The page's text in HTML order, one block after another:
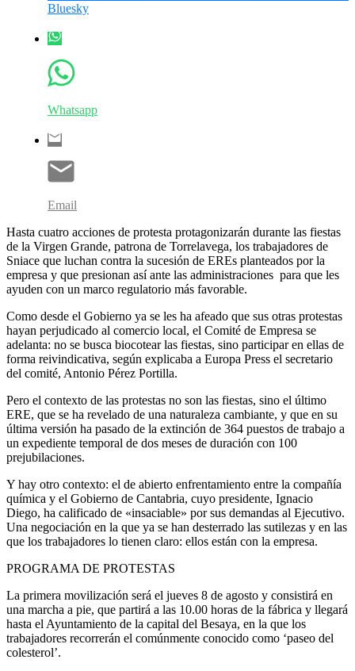
Bluesky
Whatsapp
Email
Hasta cuatro acciones de protesta protagonizarán durante las fiestas
de la Virgen Grande, patrona de Torrelavega, los trabajadores de
Sniace que luchan contra la sucesión de EREs planteados por la
empresa y que presionan así ante las administraciones para que les
ayuden con un marco regulatorio más favorable.
Como desde el Gobierno ya se les ha afeado que sus otras protestas
hayan perjudicado al comercio local, el Comité de Empresa se
adelanta: no se busca biocotear las fiestas, sino participar en ellas de
forma reivindicativa, según explicaba a Europa Press el secretario
del comité, Antonio Pérez Portilla.
Pero el contexto de las protestas no son las fiestas, sino el último
ERE, que se ha revelado de una naturaleza cambiante, y que en su
última versión ha pasado de la extinción de 364 puestos de trabajo a
un expediente temporal de dos meses de duración con 100
prejubilaciones.
Y hay otro contexto: el de abierto enfrentamiento entre la compañía
química y el Gobierno de Cantabria, cuyo presidente, Ignacio
Diego, ha calificado de «insaciable» por sus demandas al Ejecutivo.
Una negociación en la que ya se han desterrado las sutilezas y en las
que los trabajadores lo tienen claro: ellos están con la empresa.
PROGRAMA DE PROTESTAS
La primera movilización será el jueves 8 de agosto y consistirá en
una marcha a pie, que partirá a las 10.00 horas de la fábrica y llegará
hasta el Ayuntamiento de la capital del Besaya, en la que los
trabajadores recorrerán el comúnmente conocido como ‘paseo del
colesterol’.